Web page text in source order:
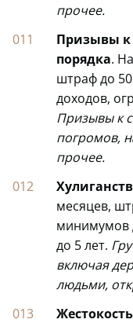
прочее.
Призывы к
порядка.
штраф до
доходов,
Призывы к
погромов,
прочее.
месяцев,
минимумов
до 5 лет.
включая
людьми,